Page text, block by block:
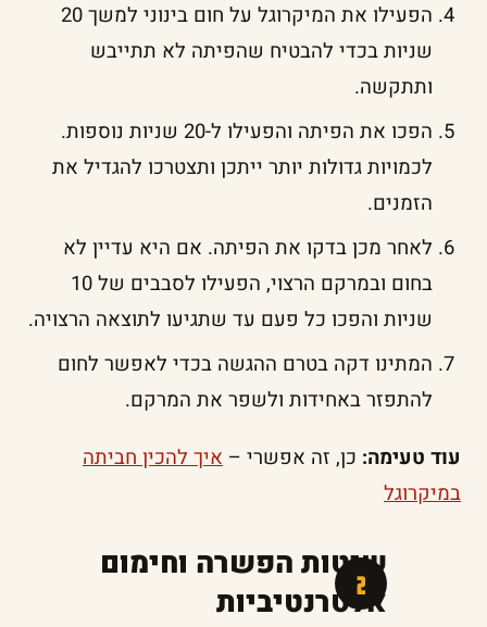
הפעילו את המיקרוגל על חום בינוני למשך 20
שניות בכדי להבטיח שהפיתה לא תתייבש
ותתקשה.
הפכו את הפיתה והפעילו ל-20 שניות נוספות.
לכמויות גדולות יותר ייתכן ותצטרכו להגדיל את
הזמנים.
לאחר מכן בדקו את הפיתה. אם היא עדיין לא
בחום ובמרקם הרצוי, הפעילו לסבבים של 10
שניות והפכו כל פעם עד שתגיעו לתוצאה הרצויה.
המתינו דקה בטרם ההגשה בכדי לאפשר לחום
להתפזר באחידות ולשפר את המרקם.
עוד טעימה: כן, זה אפשרי – איך להכין חביתה
במיקרוגל
שיטות הפשרה וחימום
אלטרנטיביות